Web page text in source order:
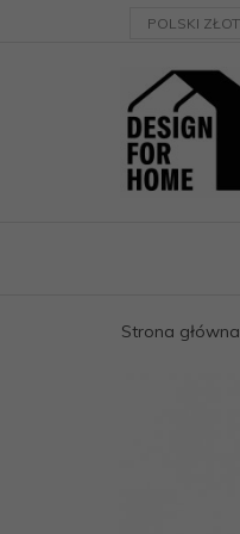
currency_h
Strona główna